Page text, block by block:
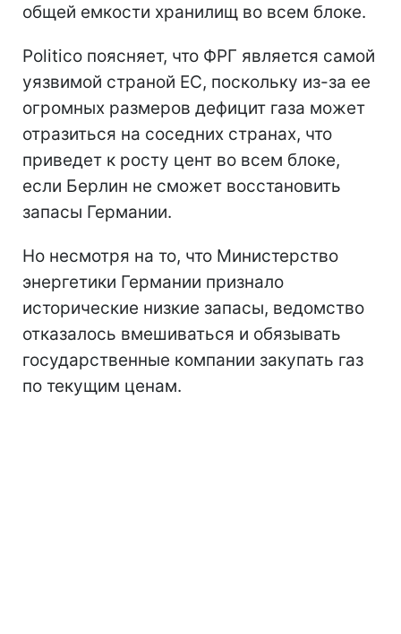
общей емкости хранилищ во всем блоке.
Politico поясняет, что ФРГ является самой
уязвимой страной ЕС, поскольку из-за ее
огромных размеров дефицит газа может
отразиться на соседних странах, что
приведет к росту цент во всем блоке,
если Берлин не сможет восстановить
запасы Германии.
Но несмотря на то, что Министерство
энергетики Германии признало
исторические низкие запасы, ведомство
отказалось вмешиваться и обязывать
государственные компании закупать газ
по текущим ценам.